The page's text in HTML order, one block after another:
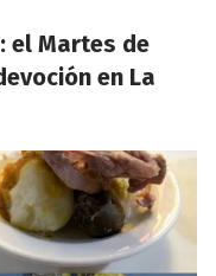
el Martes de
en La